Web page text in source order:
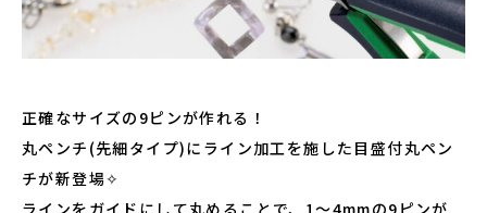
正確なサイズの9ピンが作れる！
丸ペンチ(先細タイプ)にライン加工を施した目盛付丸ペン
チが新登場✧
ラインをガイドにして丸めることで、1～4mmの9ピンが